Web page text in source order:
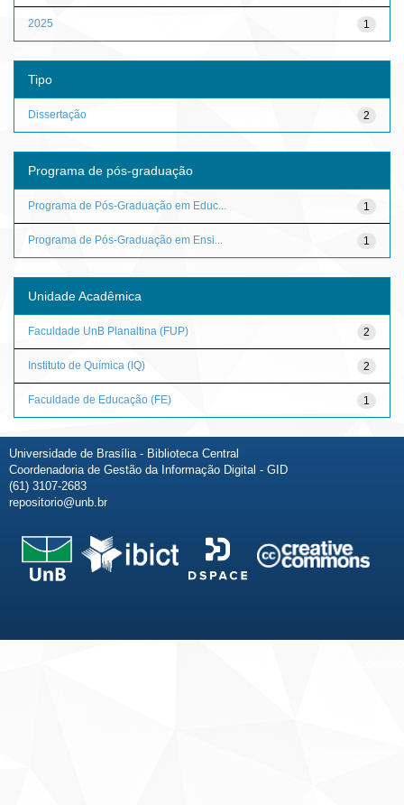
1
2025
Tipo
2
Dissertação
Programa de pós-graduação
1
Programa de Pós-Graduação em Educ...
1
Programa de Pós-Graduação em Ensi...
Unidade Acadêmica
2
Faculdade UnB Planaltina (FUP)
2
Instituto de Química (IQ)
1
Faculdade de Educação (FE)
Universidade de Brasília - Biblioteca Central
Coordenadoria de Gestão da Informação Digital - GID
(61) 3107-2683
repositorio@unb.br